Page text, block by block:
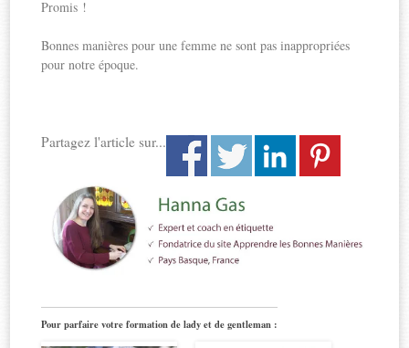
Promis !
Bonnes manières pour une femme ne sont pas inappropriées
pour notre époque.
Partagez l'article sur...
Pour parfaire votre formation de lady et de gentleman :